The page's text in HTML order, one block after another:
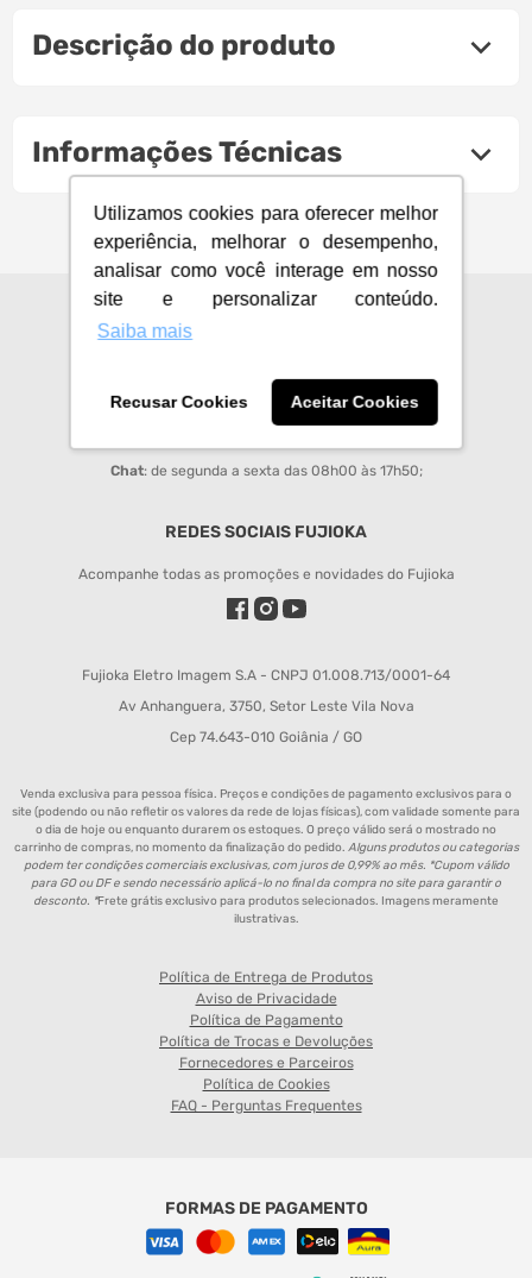
Utilizamos cookies para oferecer melhor
experiência, melhorar o desempenho,
analisar como você interage em nosso
site e personalizar conteúdo.
Saiba mais
Recusar Cookies Aceitar Cookies
Descrição do produto
Informações Técnicas
CENTRAL DE ATENDIMENTO
sac@fujioka.inf.br
Horário de Atendimento:
Chat: de segunda a sexta das 08h00 às 17h50;
REDES SOCIAIS FUJIOKA
Acompanhe todas as promoções e novidades do Fujioka
Fujioka Eletro Imagem S.A - CNPJ 01.008.713/0001-64
Av Anhanguera, 3750, Setor Leste Vila Nova
Cep 74.643-010 Goiânia / GO
Venda exclusiva para pessoa física. Preços e condições de pagamento exclusivos para o
site (podendo ou não refletir os valores da rede de lojas físicas), com validade somente para
o dia de hoje ou enquanto durarem os estoques. O preço válido será o mostrado no
carrinho de compras, no momento da finalização do pedido. Alguns produtos ou categorias
podem ter condições comerciais exclusivas, com juros de 0,99% ao mês. *Cupom válido
para GO ou DF e sendo necessário aplicá-lo no final da compra no site para garantir o
desconto. *Frete grátis exclusivo para produtos selecionados. Imagens meramente
ilustrativas.
Política de Entrega de Produtos
Aviso de Privacidade
Política de Pagamento
Política de Trocas e Devoluções
Fornecedores e Parceiros
Política de Cookies
FAQ - Perguntas Frequentes
FORMAS DE PAGAMENTO